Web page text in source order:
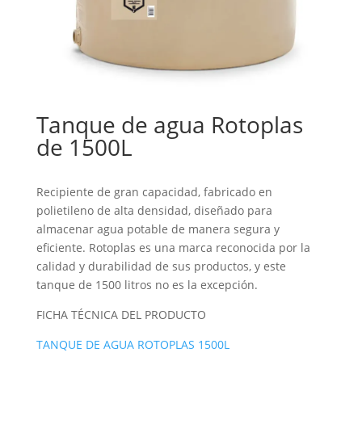
Tanque de agua Rotoplas
de 1500L
Recipiente de gran capacidad, fabricado en
polietileno de alta densidad, diseñado para
almacenar agua potable de manera segura y
eficiente. Rotoplas es una marca reconocida por la
calidad y durabilidad de sus productos, y este
tanque de 1500 litros no es la excepción.
FICHA TÉCNICA DEL PRODUCTO
TANQUE DE AGUA ROTOPLAS 1500L